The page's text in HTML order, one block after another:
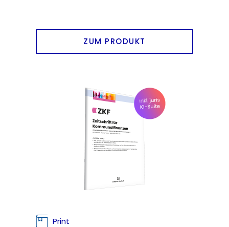
ZUM PRODUKT
Print